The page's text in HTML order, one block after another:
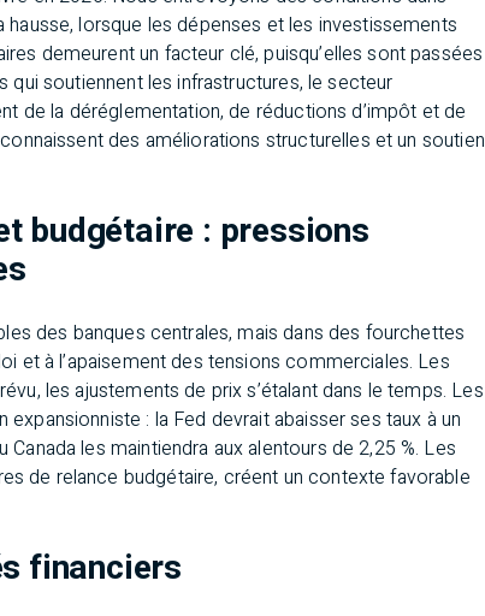
lorsque les dépenses et les investissements
demeurent un facteur clé, puisqu’elles sont passées
soutiennent les infrastructures, le secteur
de la déréglementation, de réductions d’impôt et de
des améliorations structurelles et un soutien
budgétaire : pressions
des banques centrales, mais dans des fourchettes
et à l’apaisement des tensions commerciales. Les
les ajustements de prix s’étalant dans le temps. Les
: la Fed devrait abaisser ses taux à un
les maintiendra aux alentours de 2,25 %. Les
de relance budgétaire, créent un contexte favorable
financiers